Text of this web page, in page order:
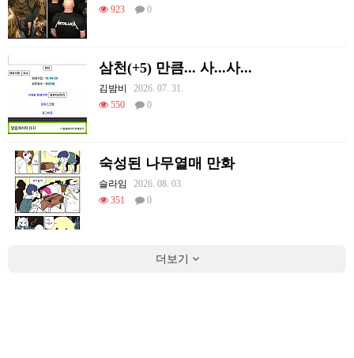
923
0
삼천(+5) 만큼... 사...사...
김밤비
2026. 07. 31.
550
0
숙성된 나무열매 만화
슬라임
2026. 08. 03.
351
0
더보기